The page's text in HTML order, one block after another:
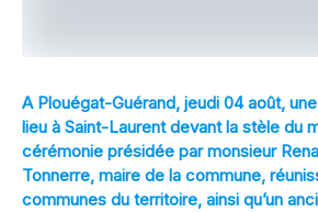
A Plouégat-Guérand, jeudi 04 août,
lieu à Saint-Laurent devant la stèle du
cérémonie présidée par monsieur
Tonnerre, maire de la commune,
communes du territoire, ainsi qu’un